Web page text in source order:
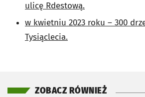
ulicę Rdestową.
w kwietniu 2023 roku – 300
Tysiąclecia.
ZOBACZ RÓWNIEŻ